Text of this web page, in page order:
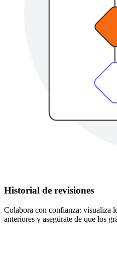
Historial de revisiones
Colabora con confianza: visualiza
anteriores y asegúrate de que los